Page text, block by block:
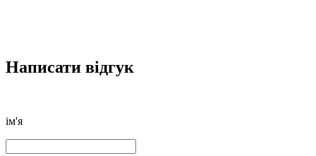
Написати відгук
ім'я